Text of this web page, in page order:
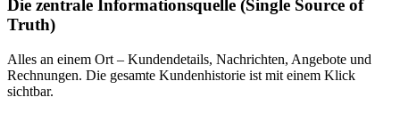
Die zentrale Informationsquelle (Single Source of
Truth)
Alles an einem Ort – Kundendetails, Nachrichten, Angebote und
Rechnungen. Die gesamte Kundenhistorie ist mit einem Klick
sichtbar.